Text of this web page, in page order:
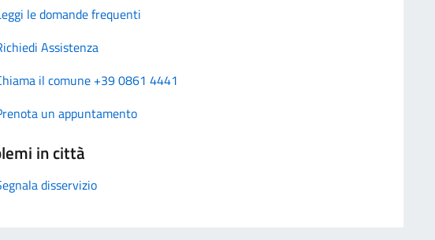
le domande frequenti
Assistenza
il comune +39 0861 4441
un appuntamento
in città
disservizio